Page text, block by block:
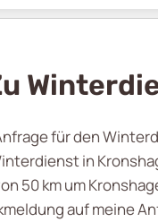
für den
in
50 km um
auf meine